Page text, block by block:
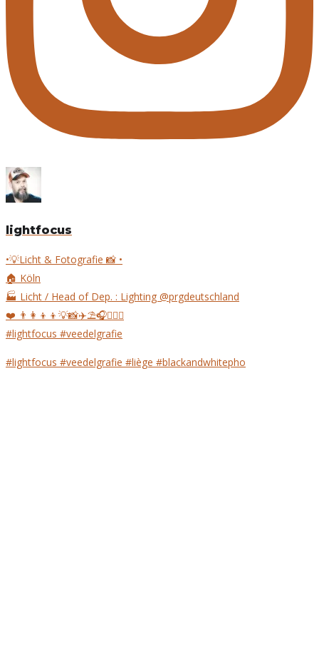
lightfocus
•💡Licht & Fotografie 📸 •
🏠 Köln
🏭 Licht / Head of Dep. : Lighting @prgdeutschland
❤️ 👨‍👩‍👦‍👦💡📸✈️⛱🎧🚴🏻‍♂️
#lightfocus #veedelgrafie
#lightfocus #veedelgrafie #liège #blackandwhitepho